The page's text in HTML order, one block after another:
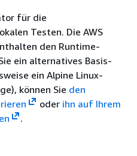
für die
Testen. Die AWS
den Runtime-
ein alternatives Basis-
ein Alpine Linux-
können Sie den
oder ihn auf Ihrem
.